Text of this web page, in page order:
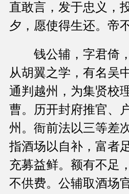
直敢言，发于忠义，
夕，愿使得生还。帝
钱公辅，字君倚，
从胡翼之学，有名吴
通判越州，为集贤校
曹。历开封府推官、
州。衙前法以三等差
指酒场以自补，富者
充募益鲜。额有不足
不供费。公辅取酒场